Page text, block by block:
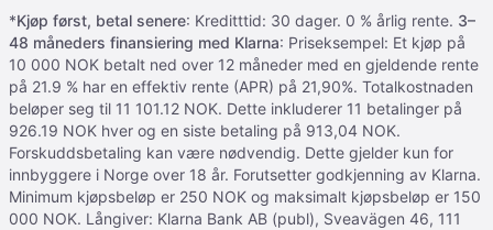
*Kjøp først, betal senere: Kreditttid: 30 dager. 0 % årlig rente. 3–
48 måneders finansiering med Klarna: Priseksempel: Et kjøp på
10 000 NOK betalt ned over 12 måneder med en gjeldende rente
på 21.9 % har en effektiv rente (APR) på 21,90%. Totalkostnaden
beløper seg til 11 101.12 NOK. Dette inkluderer 11 betalinger på
926.19 NOK hver og en siste betaling på 913,04 NOK.
Forskuddsbetaling kan være nødvendig. Dette gjelder kun for
innbyggere i Norge over 18 år. Forutsetter godkjenning av Klarna.
Minimum kjøpsbeløp er 250 NOK og maksimalt kjøpsbeløp er 150
000 NOK. Långiver: Klarna Bank AB (publ), Sveavägen 46, 111